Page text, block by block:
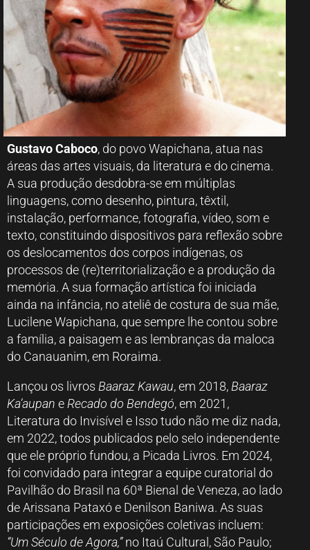
Gustavo Caboco, do povo Wapichana, atua nas
áreas das artes visuais, da literatura e do cinema.
A sua produção desdobra-se em múltiplas
linguagens, como desenho, pintura, têxtil,
instalação, performance, fotografia, vídeo, som e
texto, constituindo dispositivos para reflexão sobre
os deslocamentos dos corpos indígenas, os
processos de (re)territorialização e a produção da
memória. A sua formação artística foi iniciada
ainda na infância, no ateliê de costura de sua mãe,
Lucilene Wapichana, que sempre lhe contou sobre
a família, a paisagem e as lembranças da maloca
do Canauanim, em Roraima.
Lançou os livros Baaraz Kawau, em 2018, Baaraz
Ka’aupan eRecado do Bendegó, em 2021,
Literatura do Invisível e Isso tudo não me diz nada,
em 2022, todos publicados pelo selo independente
que ele próprio fundou, a Picada Livros. Em 2024,
foi convidado para integrar a equipe curatorial do
Pavilhão do Brasil na 60ª Bienal de Veneza, ao lado
de Arissana Pataxó e Denilson Baniwa. As suas
participações em exposições coletivas incluem:
“Um Século de Agora,”no Itaú Cultural, São Paulo;